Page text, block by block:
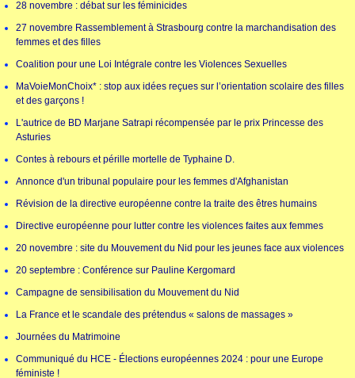
28 novembre : débat sur les féminicides
27 novembre Rassemblement à Strasbourg contre la marchandisation des
femmes et des filles
Coalition pour une Loi Intégrale contre les Violences Sexuelles
MaVoieMonChoix* : stop aux idées reçues sur l’orientation scolaire des filles
et des garçons !
L'autrice de BD Marjane Satrapi récompensée par le prix Princesse des
Asturies
Contes à rebours et pérille mortelle de Typhaine D.
Annonce d'un tribunal populaire pour les femmes d'Afghanistan
Révision de la directive européenne contre la traite des êtres humains
Directive européenne pour lutter contre les violences faites aux femmes
20 novembre : site du Mouvement du Nid pour les jeunes face aux violences
20 septembre : Conférence sur Pauline Kergomard
Campagne de sensibilisation du Mouvement du Nid
La France et le scandale des prétendus « salons de massages »
Journées du Matrimoine
Communiqué du HCE - Élections européennes 2024 : pour une Europe
féministe !